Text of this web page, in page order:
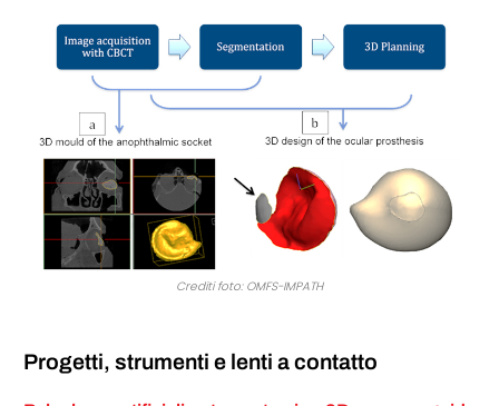
Crediti foto: OMFS-IMPATH
Progetti, strumenti e lenti a contatto